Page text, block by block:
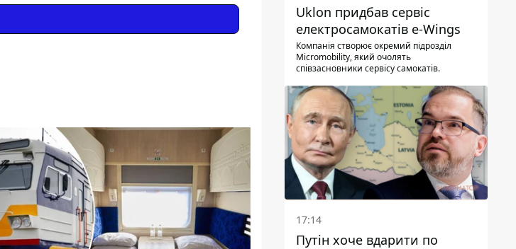
Uklon придбав сервіс
електросамокатів e-Wings
Компанія створює окремий підрозділ
Micromobility, який очолять
співзасновники сервісу самокатів.
17:14
Путін хоче вдарити по